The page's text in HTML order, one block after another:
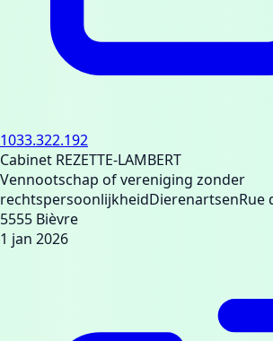
1033.322.192
Cabinet REZETTE-LAMBERT
Vennootschap of vereniging zonder
rechtspersoonlijkheidDierenartsenRue
5555 Bièvre
1 jan 2026